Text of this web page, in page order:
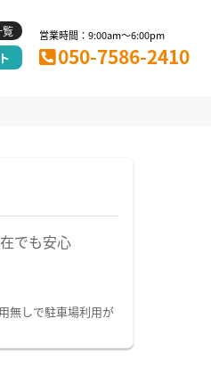
覧 営業時間：9:00am～6:00pm
050-7586-2410
でも安心
無しで駐車場利用が